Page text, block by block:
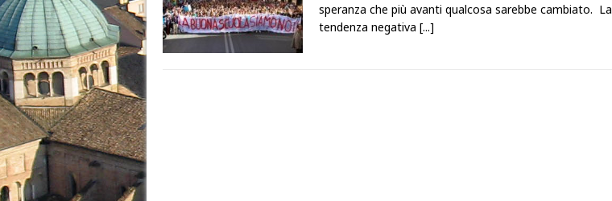
speranza che più avanti qualcosa sarebbe cambiato. La
tendenza negativa [...]